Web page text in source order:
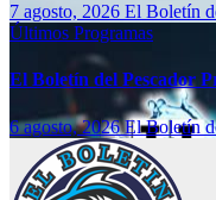
7 agosto, 2026 El Boletín
Últimos Programas
El Boletín del Pescador
6 agosto, 2026El Boletín